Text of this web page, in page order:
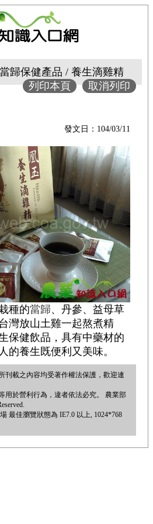
歸保健產品 / 養生滴雞精
取消列印
列印本頁
發文日：104/03/11
種的當歸、丹參、益母草
灣放山土雞一起熬煮精
保健飲品，具有中藥材的
的養生既便利又美味。
刊載之內容均受著作權法保護，歡迎連
用於營利行為，違者依法必究。 農業部
最佳瀏覽狀態為 IE7.0 以上, 1024*768